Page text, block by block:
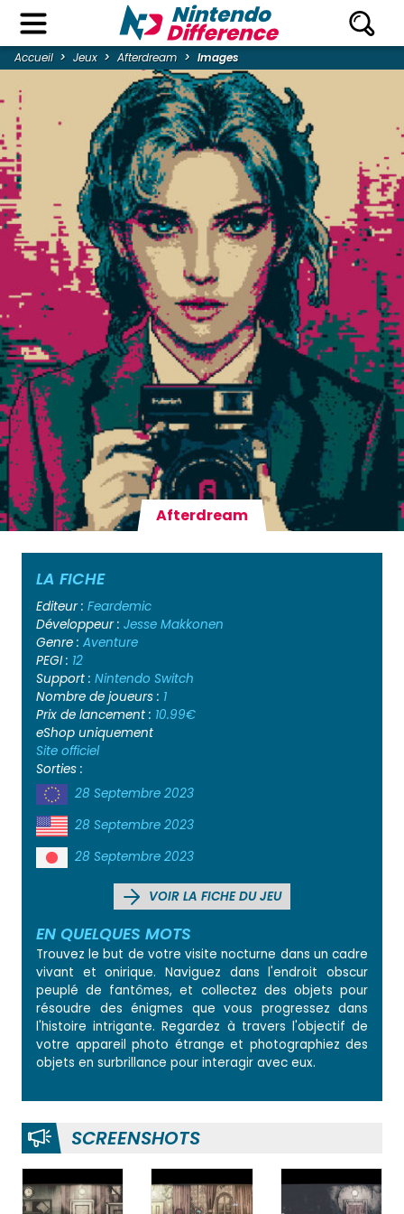
Accueil Jeux Afterdream Images
Afterdream
LA FICHE
Editeur : Feardemic
Développeur : Jesse Makkonen
Genre : Aventure
PEGI : 12
Support : Nintendo Switch
Nombre de joueurs : 1
Prix de lancement : 10.99€
eShop uniquement
Site officiel
Sorties :
28 Septembre 2023
28 Septembre 2023
28 Septembre 2023
VOIR LA FICHE DU JEU
EN QUELQUES MOTS
Trouvez le but de votre visite nocturne dans un cadre
vivant et onirique. Naviguez dans l'endroit obscur
peuplé de fantômes, et collectez des objets pour
résoudre des énigmes que vous progressez dans
l'histoire intrigante. Regardez à travers l'objectif de
votre appareil photo étrange et photographiez des
objets en surbrillance pour interagir avec eux.
SCREENSHOTS